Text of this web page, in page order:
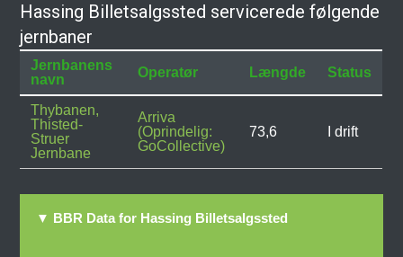
Hassing Billetsalgssted servicerede følgende
jernbaner
Jernbanens
navn
Operatør Længde Status
Thybanen,
Thisted-
Struer
Jernbane
Arriva
(Oprindelig:
GoCollective)
73,6 I drift
▼ BBR Data for Hassing Billetsalgssted